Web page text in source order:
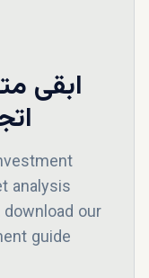
ابقى
analysis
our
guide!